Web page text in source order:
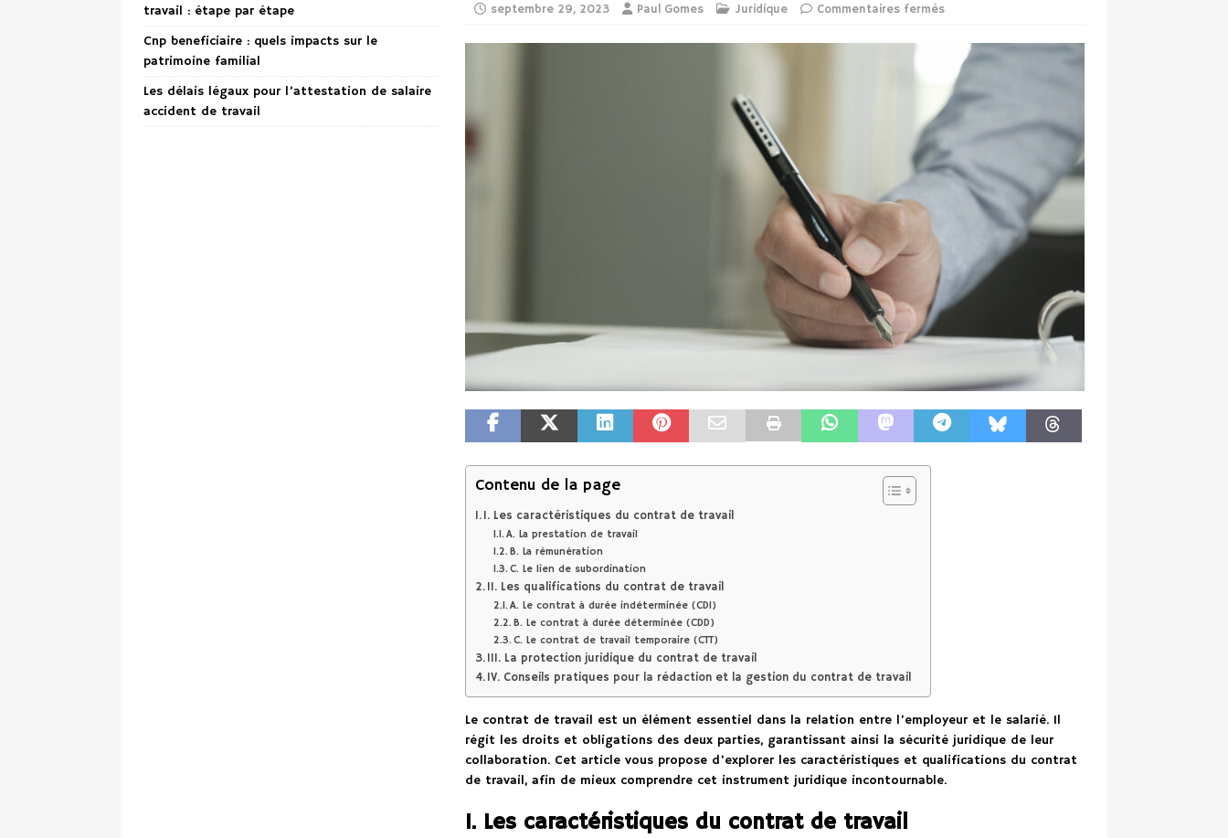
septembre 29, 2023 Paul Gomes Juridique Commentaires fermés
Contenu de la page
I. Les caractéristiques du contrat de travail
A. La prestation de travail
B. La rémunération
C. Le lien de subordination
II. Les qualifications du contrat de travail
A. Le contrat à durée indéterminée (CDI)
B. Le contrat à durée déterminée (CDD)
C. Le contrat de travail temporaire (CTT)
III. La protection juridique du contrat de travail
IV. Conseils pratiques pour la rédaction et la gestion du contrat de travail
Le contrat de travail est un élément essentiel dans la relation entre l’employeur et le salarié. Il
régit les droits et obligations des deux parties, garantissant ainsi la sécurité juridique de leur
collaboration. Cet article vous propose d’explorer les caractéristiques et qualifications du contrat
de travail, afin de mieux comprendre cet instrument juridique incontournable.
I. Les caractéristiques du contrat de travail
travail : étape par étape
Cnp beneficiaire : quels impacts sur le
patrimoine familial
Les délais légaux pour l’attestation de salaire
accident de travail